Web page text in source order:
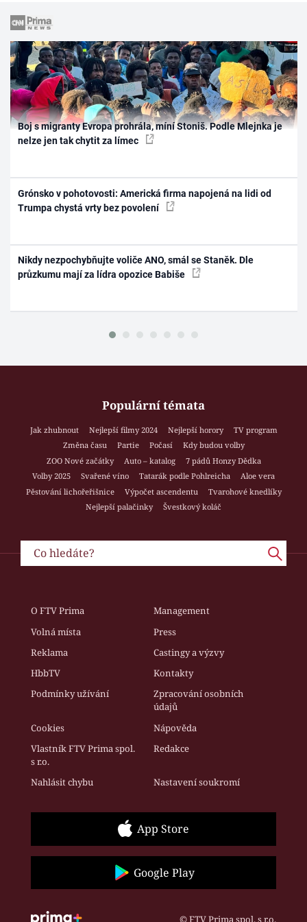
Boj s migranty Evropa prohrála, míní Stoniš. Podle Mlejnka je
nelze jen tak chytit za límec
Grónsko v pohotovosti: Americká firma napojená na lidi od
Trumpa chystá vrty bez povolení
Nikdy nezpochybňujte voliče ANO, smál se Staněk. Dle
průzkumu mají za lídra opozice Babiše
Populární témata
Jak zhubnout Nejlepší filmy 2024 Nejlepší horory
TV program
Změna času
Partie Počasí
Kdy budou volby
ZOO Nové začátky
Auto – katalog
7 pádů Honzy Dědka
Volby 2025
Svařené víno Tatarák podle Pohlreicha
Aloe vera
Pěstování lichořeřišnice
Výpočet ascendentu
Tvarohové knedlíky
Nejlepší palačinky
Švestkový koláč
O FTV Prima
Management
Volná místa
Press
Reklama
Castingy a výzvy
HbbTV
Kontakty
Podmínky užívání
Zpracování osobních
údajů
Cookies
Nápověda
Vlastník FTV Prima spol.
s r.o.
Redakce
Nahlásit chybu Nastavení soukromí
App Store
Google Play
© FTV Prima spol. s r.o.